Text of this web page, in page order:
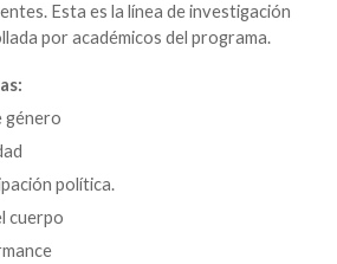
Esta es la línea de investigación
por académicos del programa.
género
política.
cuerpo